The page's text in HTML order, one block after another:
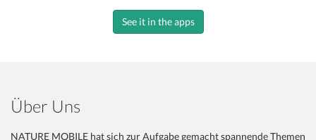
See it in the apps
Über Uns
NATURE MOBILE hat sich zur Aufgabe gemacht spannende Themen